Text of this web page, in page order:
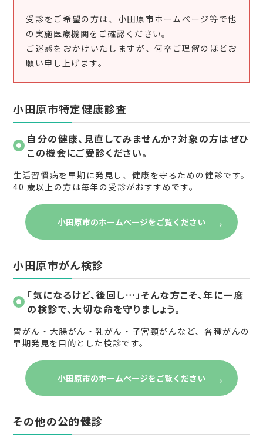
受診をご希望の方は、小田原市ホームページ等で他
の実施医療機関をご確認ください。
ご迷惑をおかけいたしますが、何卒ご理解のほどお
願い申し上げます。
小田原市特定健康診査
自分の健康、見直してみませんか？対象の方はぜひ
この機会にご受診ください。
生活習慣病を早期に発見し、健康を守るための健診です。
40 歳以上の方は毎年の受診がおすすめです。
小田原市のホームページをご覧ください
小田原市がん検診
「気になるけど、後回し…」そんな方こそ、年に一度
の検診で、大切な命を守りましょう。
胃がん・大腸がん・乳がん・子宮頸がんなど、各種がんの
早期発見を目的とした検診です。
小田原市のホームページをご覧ください
その他の公的健診